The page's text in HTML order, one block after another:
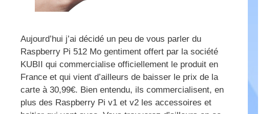
Aujourd’hui j’ai décidé un peu de vous parler du
Raspberry Pi 512 Mo gentiment offert par la société
KUBII qui commercialise officiellement le produit en
France et qui vient d’ailleurs de baisser le prix de la
carte à 30,99€. Bien entendu, ils commercialisent, en
plus des Raspberry Pi v1 et v2 les accessoires et